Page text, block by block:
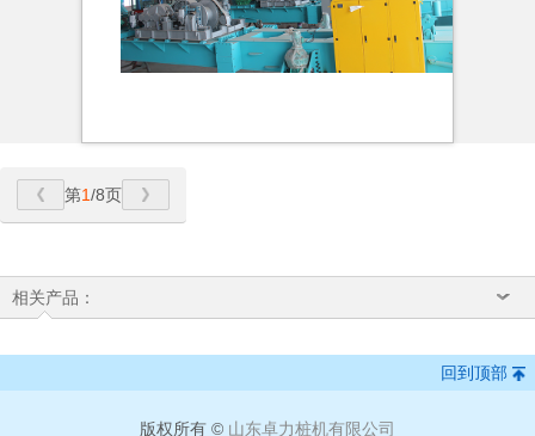
第1/8页
相关产品：
回到顶部
版权所有 © 山东卓力桩机有限公司